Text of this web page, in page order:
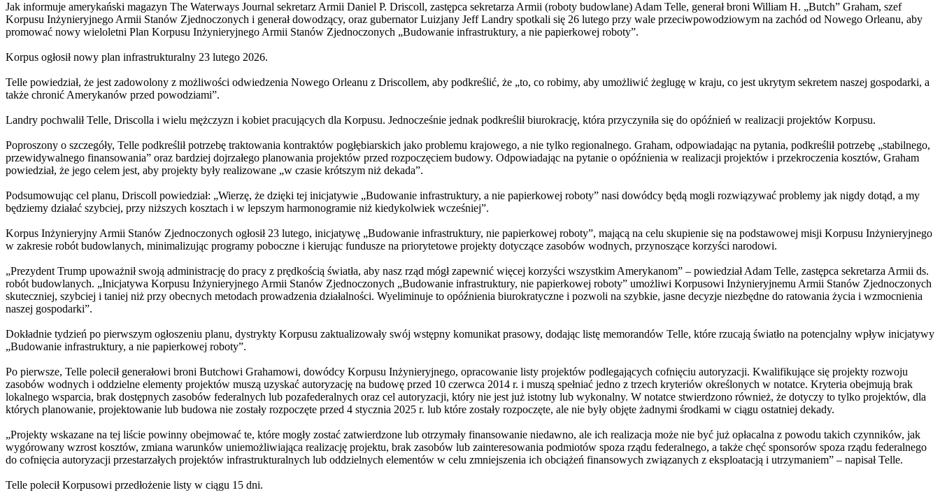
Jak informuje amerykański magazyn The Waterways Journal sekretarz Armii Daniel P. Driscoll, zastępca sekretarza Armii (roboty budowlane) Adam Telle, generał broni William H. „Butch” Graham, szef
Korpusu Inżynieryjnego Armii Stanów Zjednoczonych i generał dowodzący, oraz gubernator Luizjany Jeff Landry spotkali się 26 lutego przy wale przeciwpowodziowym na zachód od Nowego Orleanu, aby
promować nowy wieloletni Plan Korpusu Inżynieryjnego Armii Stanów Zjednoczonych „Budowanie infrastruktury, a nie papierkowej roboty”.
Korpus ogłosił nowy plan infrastrukturalny 23 lutego 2026.
Telle powiedział, że jest zadowolony z możliwości odwiedzenia Nowego Orleanu z Driscollem, aby podkreślić, że „to, co robimy, aby umożliwić żeglugę w kraju, co jest ukrytym sekretem naszej gospodarki, a
także chronić Amerykanów przed powodziami”.
Landry pochwalił Telle, Driscolla i wielu mężczyzn i kobiet pracujących dla Korpusu. Jednocześnie jednak podkreślił biurokrację, która przyczyniła się do opóźnień w realizacji projektów Korpusu.
Poproszony o szczegóły, Telle podkreślił potrzebę traktowania kontraktów pogłębiarskich jako problemu krajowego, a nie tylko regionalnego. Graham, odpowiadając na pytania, podkreślił potrzebę „stabilnego,
przewidywalnego finansowania” oraz bardziej dojrzałego planowania projektów przed rozpoczęciem budowy. Odpowiadając na pytanie o opóźnienia w realizacji projektów i przekroczenia kosztów, Graham
powiedział, że jego celem jest, aby projekty były realizowane „w czasie krótszym niż dekada”.
Podsumowując cel planu, Driscoll powiedział: „Wierzę, że dzięki tej inicjatywie „Budowanie infrastruktury, a nie papierkowej roboty” nasi dowódcy będą mogli rozwiązywać problemy jak nigdy dotąd, a my
będziemy działać szybciej, przy niższych kosztach i w lepszym harmonogramie niż kiedykolwiek wcześniej”.
Korpus Inżynieryjny Armii Stanów Zjednoczonych ogłosił 23 lutego, inicjatywę „Budowanie infrastruktury, nie papierkowej roboty”, mającą na celu skupienie się na podstawowej misji Korpusu Inżynieryjnego
w zakresie robót budowlanych, minimalizując programy poboczne i kierując fundusze na priorytetowe projekty dotyczące zasobów wodnych, przynoszące korzyści narodowi.
„Prezydent Trump upoważnił swoją administrację do pracy z prędkością światła, aby nasz rząd mógł zapewnić więcej korzyści wszystkim Amerykanom” – powiedział Adam Telle, zastępca sekretarza Armii ds.
robót budowlanych. „Inicjatywa Korpusu Inżynieryjnego Armii Stanów Zjednoczonych „Budowanie infrastruktury, nie papierkowej roboty” umożliwi Korpusowi Inżynieryjnemu Armii Stanów Zjednoczonych
skuteczniej, szybciej i taniej niż przy obecnych metodach prowadzenia działalności. Wyeliminuje to opóźnienia biurokratyczne i pozwoli na szybkie, jasne decyzje niezbędne do ratowania życia i wzmocnienia
naszej gospodarki”.
Dokładnie tydzień po pierwszym ogłoszeniu planu, dystrykty Korpusu zaktualizowały swój wstępny komunikat prasowy, dodając listę memorandów Telle, które rzucają światło na potencjalny wpływ inicjatywy
„Budowanie infrastruktury, a nie papierkowej roboty”.
Po pierwsze, Telle polecił generałowi broni Butchowi Grahamowi, dowódcy Korpusu Inżynieryjnego, opracowanie listy projektów podlegających cofnięciu autoryzacji. Kwalifikujące się projekty rozwoju
zasobów wodnych i oddzielne elementy projektów muszą uzyskać autoryzację na budowę przed 10 czerwca 2014 r. i muszą spełniać jedno z trzech kryteriów określonych w notatce. Kryteria obejmują brak
lokalnego wsparcia, brak dostępnych zasobów federalnych lub pozafederalnych oraz cel autoryzacji, który nie jest już istotny lub wykonalny. W notatce stwierdzono również, że dotyczy to tylko projektów, dla
których planowanie, projektowanie lub budowa nie zostały rozpoczęte przed 4 stycznia 2025 r. lub które zostały rozpoczęte, ale nie były objęte żadnymi środkami w ciągu ostatniej dekady.
„Projekty wskazane na tej liście powinny obejmować te, które mogły zostać zatwierdzone lub otrzymały finansowanie niedawno, ale ich realizacja może nie być już opłacalna z powodu takich czynników, jak
wygórowany wzrost kosztów, zmiana warunków uniemożliwiająca realizację projektu, brak zasobów lub zainteresowania podmiotów spoza rządu federalnego, a także chęć sponsorów spoza rządu federalnego
do cofnięcia autoryzacji przestarzałych projektów infrastrukturalnych lub oddzielnych elementów w celu zmniejszenia ich obciążeń finansowych związanych z eksploatacją i utrzymaniem” – napisał Telle.
Telle polecił Korpusowi przedłożenie listy w ciągu 15 dni.